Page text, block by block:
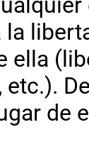
la
ella
etc.).
de